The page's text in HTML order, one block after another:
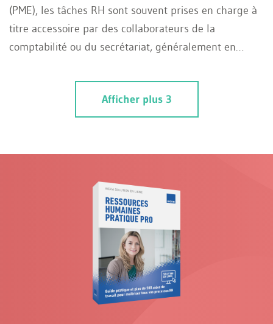
(PME), les tâches RH sont souvent prises en charge à
titre accessoire par des collaborateurs de la
comptabilité ou du secrétariat, généralement en
véritable admin RH. Or, c’est précisément dans le
domaine des PME que se présentent de nombreuses
tâches administratives spécifiques en matière de
connaissances spécialisées. Cet article présente les
RH spécialisée, les avantages que celle-ci offre et les
compétences indispensables à cet effet.
Afficher plus 3